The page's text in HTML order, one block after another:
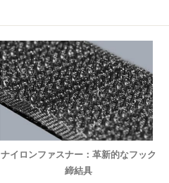
ナイロンファスナー：革新的なフック
締結具